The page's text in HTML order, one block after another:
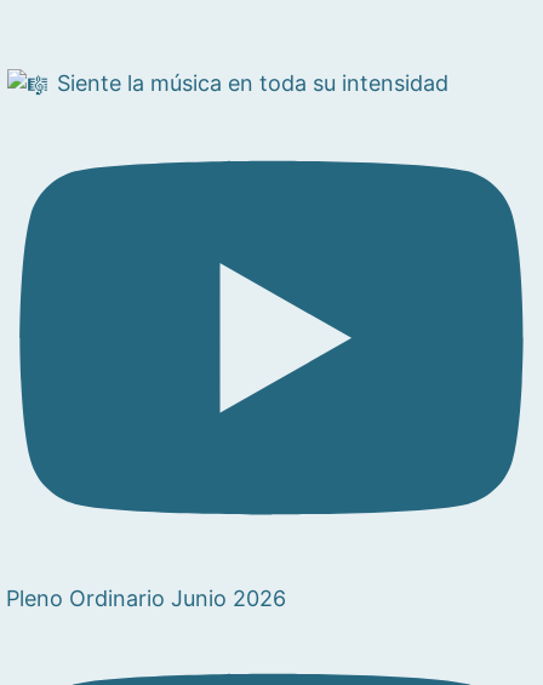
Siente la música en toda su intensidad
Pleno Ordinario Junio 2026